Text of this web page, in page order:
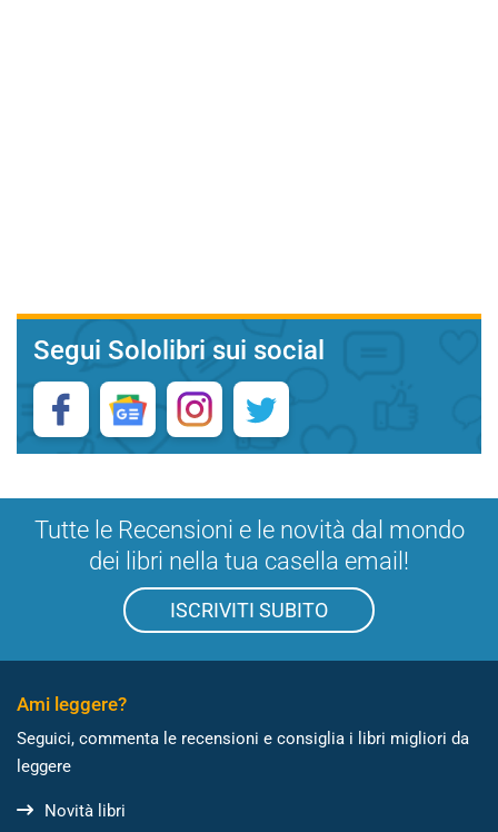
Segui Sololibri sui social
Tutte le Recensioni e le novità dal mondo
dei libri nella tua casella email!
ISCRIVITI SUBITO
Ami leggere?
Seguici, commenta le recensioni e consiglia i libri migliori da
leggere
Novità libri